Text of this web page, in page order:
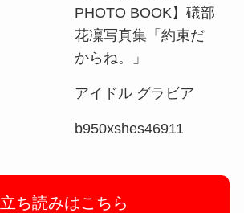
PHOTO BOOK】礒部
花凜写真集「約束だ
からね。」
アイドル グラビア
b950xshes46911
立ち読みはこちら